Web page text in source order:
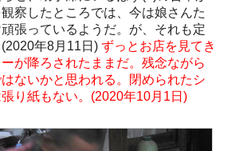
察したところでは、今は娘さんた
張っているようだ。が、それも定
年8月11日) ずっとお店を見てき
が降ろされたままだ。残念ながら
ないかと思われる。閉められたシ
り紙もない。(2020年10月1日)